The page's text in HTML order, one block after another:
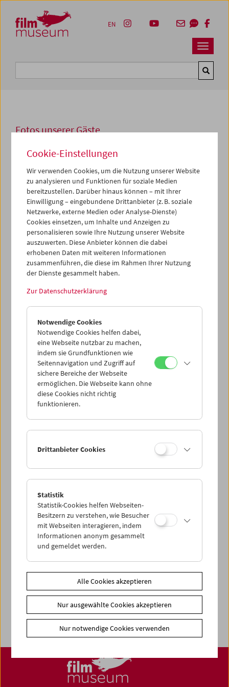
Zum Inhalt
Zum Hauptmenü
Zur Servicenavigation
Zum Suche
Navbar
EN
Fotos unserer Gäste
Luchino Visconti
Luchino Visconti war 1966 von der Wiener Staatsoper für
eine Inszenierung von Verdis Falstaffverpflichtet worden;
das Filmmuseum organisierte für den Zeitraum der
Proben eine Retrospektive seines Gesamtwerks und
gewann ihn als Gast. Die Eröffnung am 24. Februar 1966
fand in seiner Anwesenheit statt.
Retrospektive
Share on
News
Newsletter
Fotos unserer Gäste
Trailer
Cookie-Einstellungen
Wir verwenden Cookies, um die Nutzung unserer Website
zu analysieren und Funktionen für soziale Medien
bereitzustellen. Darüber hinaus können – mit Ihrer
Einwilligung – eingebundene Drittanbieter (z. B. soziale
Netzwerke, externe Medien oder Analyse-Dienste)
Cookies einsetzen, um Inhalte und Anzeigen zu
personalisieren sowie Ihre Nutzung unserer Website
auszuwerten. Diese Anbieter können die dabei
erhobenen Daten mit weiteren Informationen
zusammenführen, die diese im Rahmen Ihrer Nutzung
der Dienste gesammelt haben.
Zur Datenschutzerklärung
Notwendige Cookies
Notwendige Cookies helfen dabei,
eine Webseite nutzbar zu machen,
indem sie Grundfunktionen wie
Seitennavigation und Zugriff auf
sichere Bereiche der Webseite
ermöglichen. Die Webseite kann ohne
diese Cookies nicht richtig
funktionieren.
Drittanbieter Cookies
Statistik
Statistik-Cookies helfen Webseiten-
Besitzern zu verstehen, wie Besucher
mit Webseiten interagieren, indem
Informationen anonym gesammelt
und gemeldet werden.
Alle Cookies akzeptieren
Nur ausgewählte Cookies akzeptieren
Nur notwendige Cookies verwenden